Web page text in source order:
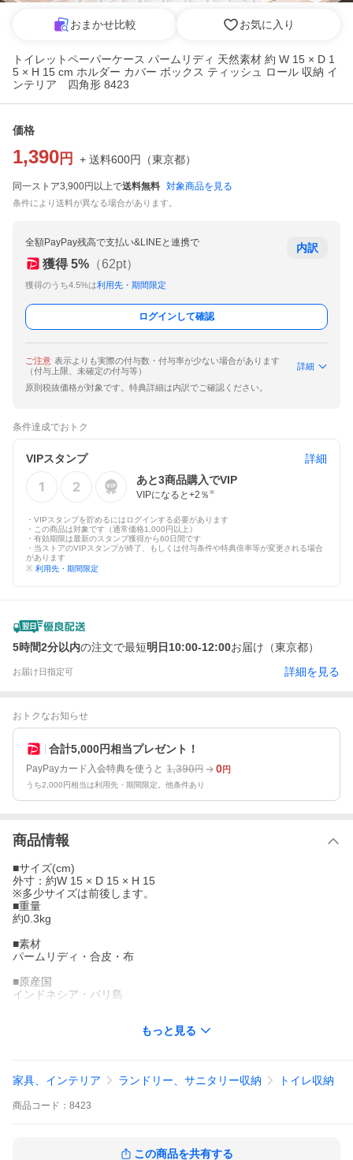
おまかせ比較 お気に入り
トイレットペーパーケース パームリディ 天然素材 約 W 15 × D 1
5 × H 15 cm ホルダー カバー ボックス ティッシュ ロール 収納 イ
ンテリア 四角形 8423
価格
1,390 円 + 送料600円 （東京都）
同一ストア3,900円以上で送料無料 対象商品を見る
条件により送料が異なる場合があります。
全額PayPay残高で支払い&LINEと連携で
獲得 5% （62pt）
獲得のうち4.5%は利用先・期間限定
内訳
ログインして確認
ご注意 表示よりも実際の付与数・付与率が少ない場合があります
（付与上限、未確定の付与等）
詳細
原則税抜価格が対象です。特典詳細は内訳でご確認ください。
条件達成でおトク
VIPスタンプ
詳細
あと3商品購入でVIP
VIPになると+2 ％ ※
・VIPスタンプを貯めるにはログインする必要があります
・この商品は対象です（通常価格1,000円以上）
・有効期限は最新のスタンプ獲得から60日間です
・当ストアのVIPスタンプが終了、もしくは付与条件や特典倍率等が変更される場合
があります
※ 利用先・期間限定
5時間2分以内の注文で最短明日10:00-12:00お届け（東京都）
お届け日指定可 詳細を見る
おトクなお知らせ
合計5,000円相当プレゼント！
PayPayカード入会特典を使うと 1,390円 0円
うち2,000円相当は利用先・期間限定。他条件あり
商品情報
■サイズ(cm)
外寸：約W 15 × D 15 × H 15
※多少サイズは前後します。
■重量
約0.3kg
■素材
パームリディ・合皮・布
■原産国
インドネシア・バリ島
※ハンドメイドのためサイズ・形が写真と異なる場合がありま
場合があります。
す。
もっと見る
家具、インテリア ランドリー、サニタリー収納 トイレ収納
商品 コード： 8423
この商品を共有する